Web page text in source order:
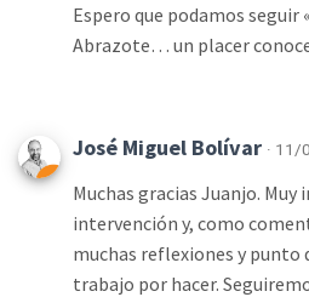
Espero que podamos seguir
Abrazote… un placer
José Miguel Bolívar · 11/
Muchas gracias Juanjo.
intervención y, como
muchas reflexiones y punto
trabajo por hacer.